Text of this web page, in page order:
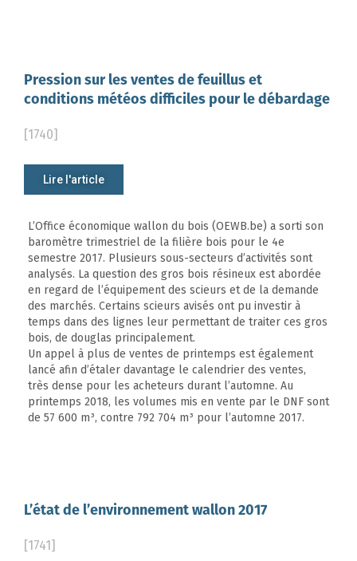
Pression sur les ventes de feuillus et
conditions météos difficiles pour le débardage
[1740]
Lire l'article
L’Office économique wallon du bois (OEWB.be) a sorti son
baromètre trimestriel de la filière bois pour le 4e
semestre 2017. Plusieurs sous-secteurs d’activités sont
analysés. La question des gros bois résineux est abordée
en regard de l’équipement des scieurs et de la demande
des marchés. Certains scieurs avisés ont pu investir à
temps dans des lignes leur permettant de traiter ces gros
bois, de douglas principalement.
Un appel à plus de ventes de printemps est également
lancé afin d’étaler davantage le calendrier des ventes,
très dense pour les acheteurs durant l’automne. Au
printemps 2018, les volumes mis en vente par le DNF sont
de 57 600 m³, contre 792 704 m³ pour l’automne 2017.
L’état de l’environnement wallon 2017
[1741]